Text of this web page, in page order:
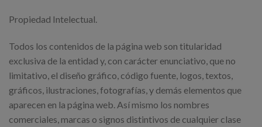
Propiedad Intelectual.
Todos los contenidos de la página web son titularidad
exclusiva de la entidad y, con carácter enunciativo, que no
limitativo, el diseño gráfico, código fuente, logos, textos,
gráficos, ilustraciones, fotografías, y demás elementos que
aparecen en la página web. Así mismo los nombres
comerciales, marcas o signos distintivos de cualquier clase